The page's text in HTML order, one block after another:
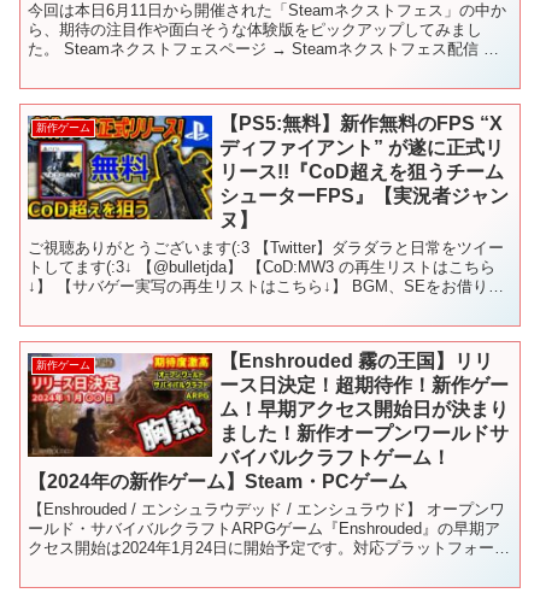
今回は本日6月11日から開催された「Steamネクストフェス」の中か
ら、期待の注目作や面白そうな体験版をピックアップしてみまし
た。 Steamネクストフェスページ → Steamネクストフェス配信 →
新作ゲーム
【PS5:無料】新作無料のFPS “X
ディファイアント” が遂に正式リ
リース!!『CoD超えを狙うチーム
シューターFPS』【実況者ジャン
ヌ】
ご視聴ありがとうございます(:3 【Twitter】ダラダラと日常をツイー
トしてます(:3↓ 【@bulletjda】 【CoD:MW3 の再生リストはこちら
↓】 【サバゲー実写の再生リストはこちら↓】 BGM、SEをお借りし
新作ゲーム
【Enshrouded 霧の王国】リリ
ース日決定！超期待作！新作ゲー
ム！早期アクセス開始日が決まり
ました！新作オープンワールドサ
バイバルクラフトゲーム！
【2024年の新作ゲーム】Steam・PCゲーム
【Enshrouded / エンシュラウデッド / エンシュラウド】 オープンワ
ールド・サバイバルクラフトARPGゲーム『Enshrouded』の早期ア
クセス開始は2024年1月24日に開始予定です。対応プラットフォーム